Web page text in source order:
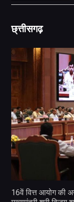
छ्त्तीसगढ़
16वें वित्त आयोग की